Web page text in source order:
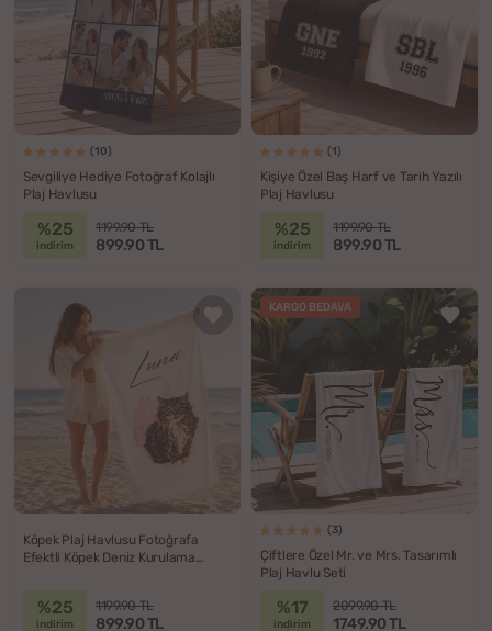
(10)
Sevgiliye Hediye Fotoğraf Kolajlı
Plaj Havlusu
%25
indirim
1199.90 TL
899.90 TL
(1)
Kişiye Özel Baş Harf ve Tarih Yazılı
Plaj Havlusu
%25
indirim
1199.90 TL
899.90 TL
Köpek Plaj Havlusu Fotoğrafa
Efektli Köpek Deniz Kurulama
%25
indirim
1199.90 TL
899.90 TL
KARGO BEDAVA
(3)
Çiftlere Özel Mr. ve Mrs. Tasarımlı
Plaj Havlu Seti
%17
indirim
2099.90 TL
1749.90 TL